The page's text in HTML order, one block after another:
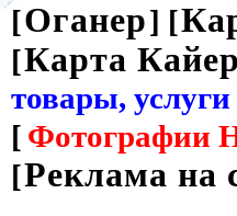
[Оганер] [
[Карта
товары, услуги
[ Фотографии
[Реклама на